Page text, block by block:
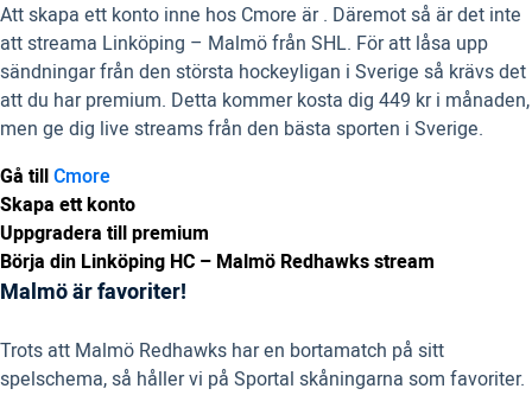
Att skapa ett konto inne hos Cmore är . Däremot så är det inte
att streama Linköping – Malmö från SHL. För att låsa upp
sändningar från den största hockeyligan i Sverige så krävs det
att du har premium. Detta kommer kosta dig 449 kr i månaden,
men ge dig live streams från den bästa sporten i Sverige.
Gå tillCmore
Skapa ett konto
Uppgradera till premium
Börja din Linköping HC – Malmö Redhawks stream
Malmö är favoriter!
Trots att Malmö Redhawks har en bortamatch på sitt
spelschema, så håller vi på Sportal skåningarna som favoriter.